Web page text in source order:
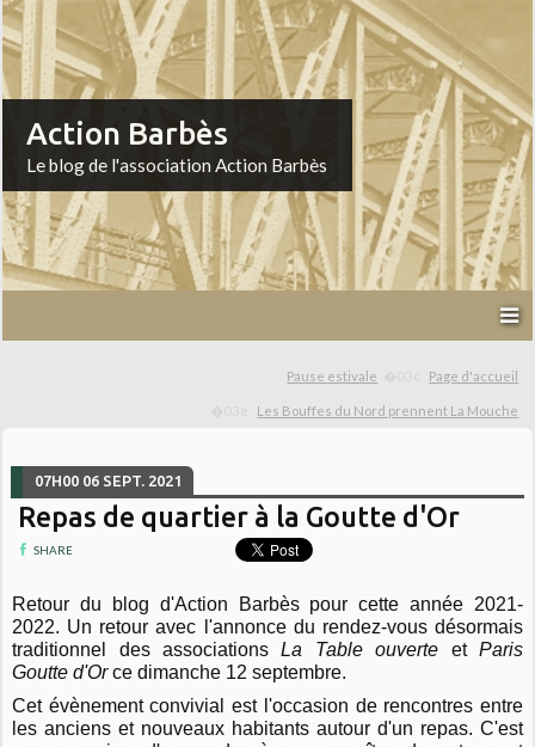
Action Barbès
Le blog de l'association Action Barbès
Pause estivale Page d'accueil
Les Bouffes du Nord prennent La Mouche
07H00 06 SEPT. 2021
Repas de quartier à la Goutte d'Or
SHARE
Retour du blog d'Action Barbès pour cette année 2021-
2022. Un retour avec l'annonce du rendez-vous désormais
traditionnel des associationsLa Table ouverte et Paris
Goutte d'Orce dimanche 12 septembre.
Cet évènement convivial est l'occasion de rencontres entre
les anciens et nouveaux habitants autour d'un repas. C'est